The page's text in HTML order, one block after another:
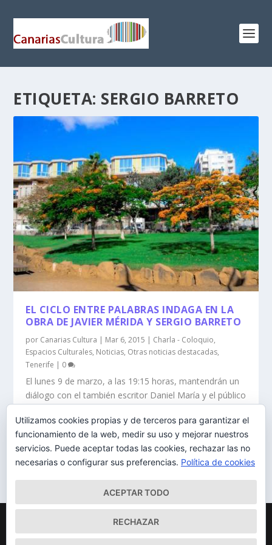
ETIQUETA: SERGIO BARRETO
EL CICLO ENTRE PALABRAS INDAGA EN LA
OBRA DE JAVIER MÉRIDA Y SERGIO BARRETO
por Canarias Cultura | Mar 6, 2015 | Charla - Coloquio,
Espacios Culturales, Noticias, Otras noticias destacadas,
Tenerife | 0
El lunes 9 de marzo, a las 19:15 horas, mantendrán un
diálogo con el también escritor Daniel María y el público
LEER MÁS
Elegant Themes| Desarrollado por
Mapa del Sitio Aviso Legal Política de cookies
Utilizamos cookies propias y de terceros para garantizar el
funcionamiento de la web, medir su uso y mejorar nuestros
servicios. Puede aceptar todas las cookies, rechazar las no
necesarias o configurar sus preferencias. Política de cookies
ACEPTAR TODO
RECHAZAR